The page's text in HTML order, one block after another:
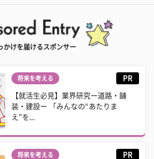
かけを届けるスポンサー
将来を考える PR
【就活生必見】業界研究ー道路・舗
装・建設ー 「みんなの“あたりま
え”を...
将来を考える PR